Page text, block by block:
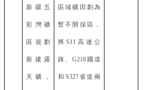
新疆五
彩灣礦
區規劃
新建露
天礦，
區域礦田劃為
暫不開採區，
將S11高速公
路、G216國道
和S327省道兩